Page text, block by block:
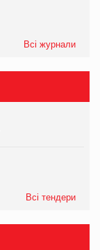
Всі журнали
Всі тендери